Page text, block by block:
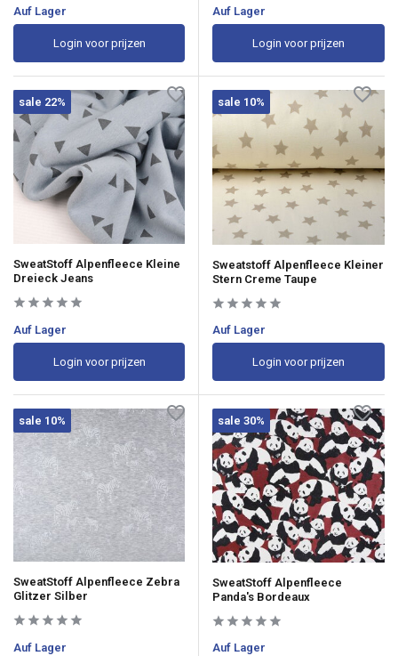
Auf Lager
Login voor prijzen
Auf Lager
Login voor prijzen
sale 22%
SweatStoff Alpenfleece Kleine
Dreieck Jeans
Auf Lager
Login voor prijzen
sale 10%
Sweatstoff Alpenfleece Kleiner
Stern Creme Taupe
Auf Lager
Login voor prijzen
sale 10%
SweatStoff Alpenfleece Zebra
Glitzer Silber
Auf Lager
sale 30%
SweatStoff Alpenfleece
Panda's Bordeaux
Auf Lager